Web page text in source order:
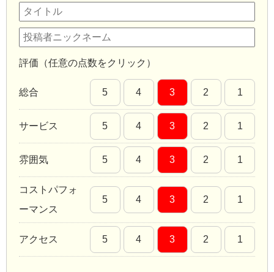
評価（任意の点数をクリック）
総合 5 4 3 2 1
サービス 5 4 3 2 1
雰囲気 5 4 3 2 1
コストパフォ
ーマンス
5 4 3 2 1
アクセス 5 4 3 2 1